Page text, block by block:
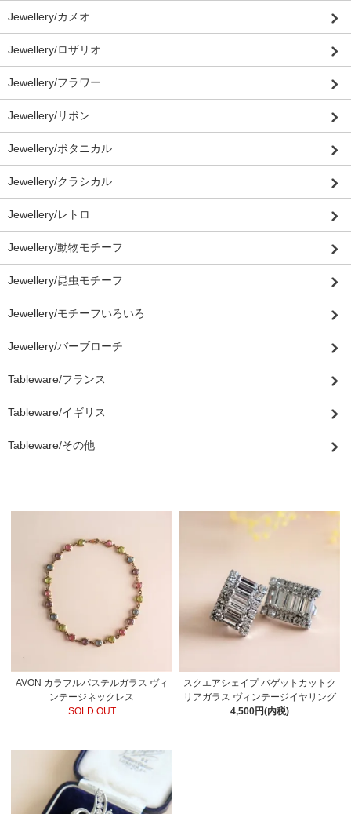
Jewellery/カメオ
Jewellery/ロザリオ
Jewellery/フラワー
Jewellery/リボン
Jewellery/ボタニカル
Jewellery/クラシカル
Jewellery/レトロ
Jewellery/動物モチーフ
Jewellery/昆虫モチーフ
Jewellery/モチーフいろいろ
Jewellery/バーブローチ
Tableware/フランス
Tableware/イギリス
Tableware/その他
AVON カラフルパステルガラス ヴィ
ンテージネックレス
SOLD OUT
スクエアシェイプ バゲットカットク
リアガラス ヴィンテージイヤリング
4,500円(内税)